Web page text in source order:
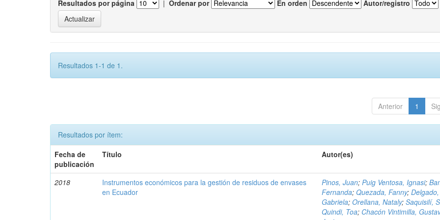
Resultados por página | Ordenar por En orden Autor/registro
Resultados 1-1 de 1.
Anterior 1
Resultados por ítem:
Fecha de
publicación
Título Autor(es)
2018
Instrumentos económicos para la gestión de residuos de envases
en Ecuador
Pinos, Juan;Puig Ventosa, Ignasi;
Fernanda;Quezada, Fanny;Delgado,
Gabriela;Orellana, Nataly;Saquisilí,
Quindi, Toa; Chacón Vintimilla,